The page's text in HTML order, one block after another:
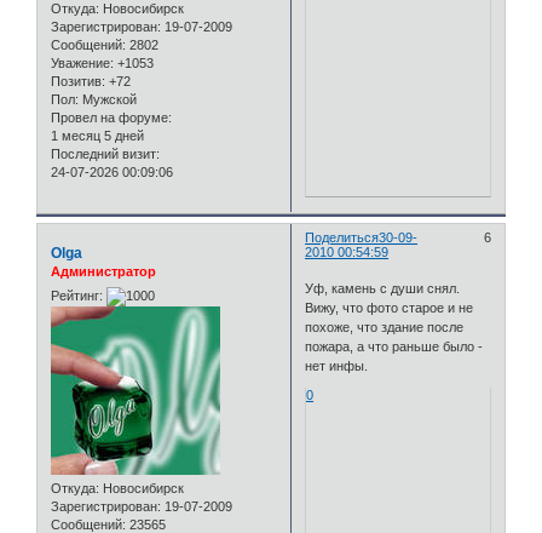
Откуда: Новосибирск
Зарегистрирован: 19-07-2009
Сообщений: 2802
Уважение: +1053
Позитив: +72
Пол: Мужской
Провел на форуме:
1 месяц 5 дней
Последний визит:
24-07-2026 00:09:06
Поделиться 6
30-09-
2010 00:54:59
Olga
Администратор
Рейтинг:
Откуда: Новосибирск
Зарегистрирован: 19-07-2009
Сообщений: 23565
Уф, камень с души снял.
Вижу, что фото старое и не
похоже, что здание после
пожара, а что раньше было -
нет инфы.
0